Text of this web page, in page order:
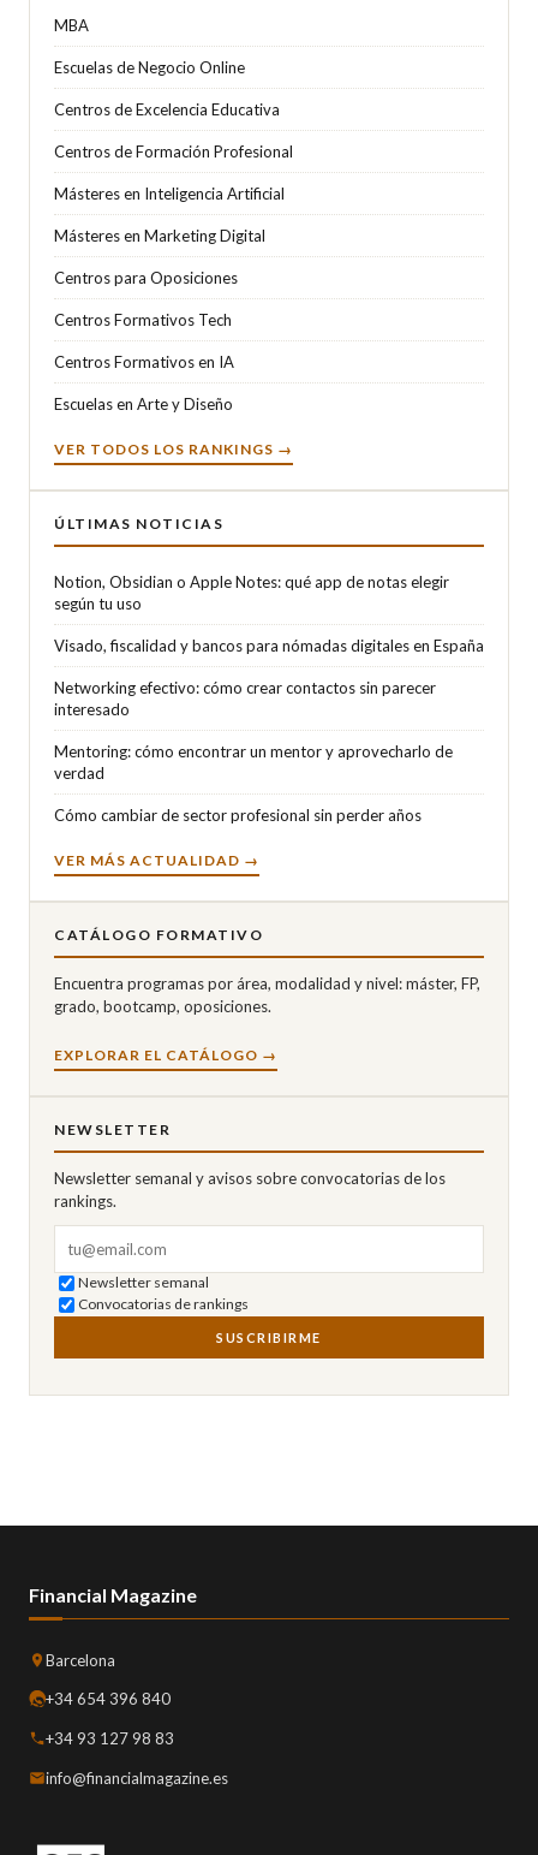
MBA
Escuelas de Negocio Online
Centros de Excelencia Educativa
Centros de Formación Profesional
Másteres en Inteligencia Artificial
Másteres en Marketing Digital
Centros para Oposiciones
Centros Formativos Tech
Centros Formativos en IA
Escuelas en Arte y Diseño
VER TODOS LOS RANKINGS →
ÚLTIMAS NOTICIAS
Notion, Obsidian o Apple Notes: qué app de notas elegir
según tu uso
Visado, fiscalidad y bancos para nómadas digitales en España
Networking efectivo: cómo crear contactos sin parecer
interesado
Mentoring: cómo encontrar un mentor y aprovecharlo de
verdad
Cómo cambiar de sector profesional sin perder años
VER MÁS ACTUALIDAD →
CATÁLOGO FORMATIVO
Encuentra programas por área, modalidad y nivel: máster, FP,
grado, bootcamp, oposiciones.
EXPLORAR EL CATÁLOGO →
NEWSLETTER
Newsletter semanal y avisos sobre convocatorias de los
rankings.
Newsletter semanal
Convocatorias de rankings
SUSCRIBIRME
Financial Magazine
Barcelona
+34 654 396 840
+34 93 127 98 83
info@financialmagazine.es